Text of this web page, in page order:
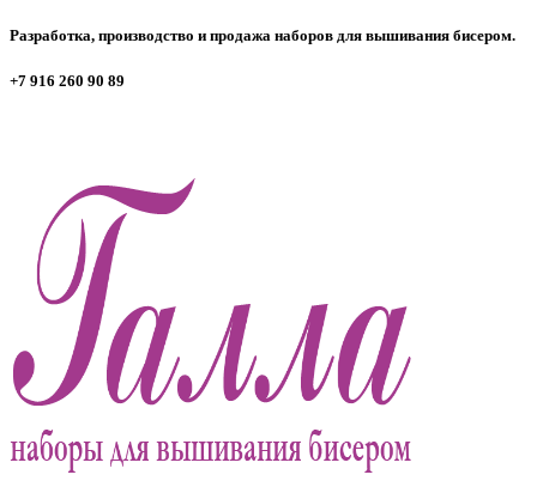
Разработка, производство и продажа наборов для вышивания бисером.
+7 916 260 90 89